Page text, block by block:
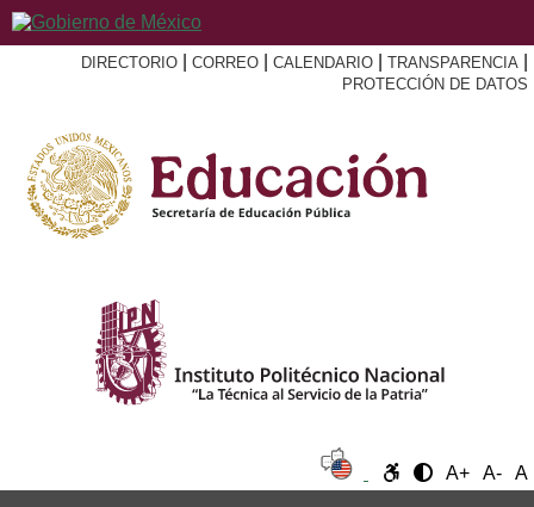
DIRECTORIO CORREO CALENDARIO TRANSPARENCIA
PROTECCIÓN DE DATOS
A+ A- A